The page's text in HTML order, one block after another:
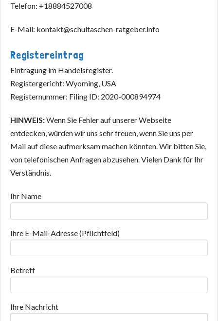
Telefon: +18884527008
E-Mail: kontakt@schultaschen-ratgeber.info
Registereintrag
Eintragung im Handelsregister.
Registergericht: Wyoming, USA
Registernummer: Filing ID: 2020-000894974
HINWEIS:Wenn Sie Fehler auf unserer Webseite
entdecken, würden wir uns sehr freuen, wenn Sie uns per
Mail auf diese aufmerksam machen könnten. Wir bitten Sie,
von telefonischen Anfragen abzusehen. Vielen Dank für Ihr
Verständnis.
Ihr Name
Ihre E-Mail-Adresse (Pflichtfeld)
Betreff
Ihre Nachricht